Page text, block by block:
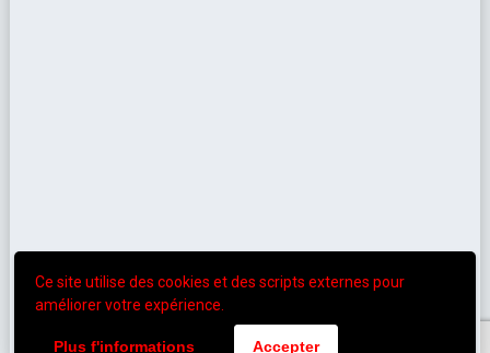
Ce site utilise des cookies et des scripts externes pour
améliorer votre expérience.
Plus f'informations Accepter